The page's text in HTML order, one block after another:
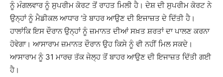
ਨੂੰ ਮੰਗਲਵਾਰ ਨੂੰ ਸੁਪਰੀਮ ਕੋਰਟ ਤੋਂ ਰਾਹਤ ਮਿਲੀ ਹੈ। ਦੇਸ਼ ਦੀ ਸੁਪਰੀਮ ਕੋਰਟ ਨੇ
ਉਨ੍ਹਾਂ ਨੂੰ ਮੈਡੀਕਲ ਆਧਾਰ ‘ਤੇ ਬਾਹਰ ਆਉਣ ਦੀ ਇਜਾਜ਼ਤ ਦੇ ਦਿੱਤੀ ਹੈ।
ਹਾਲਾਂਕਿ ਇਸ ਦੌਰਾਨ ਉਨ੍ਹਾਂ ਨੂੰ ਜ਼ਮਾਨਤ ਦੀਆਂ ਸਖ਼ਤ ਸ਼ਰਤਾਂ ਦਾ ਪਾਲਣ ਕਰਨਾ
ਹੋਵੇਗਾ। ਆਸਾਰਾਮ ਜ਼ਮਾਨਤ ਦੌਰਾਨ ਉਹ ਕਿਸੇ ਨੂੰ ਵੀ ਨਹੀਂ ਮਿਲ ਸਕਦੇ।
ਆਸਾਰਾਮ ਨੂੰ 31 ਮਾਰਚ ਤੱਕ ਜੇਲ੍ਹ ਤੋਂ ਬਾਹਰ ਆਉਣ ਦੀ ਇਜਾਜ਼ਤ ਦਿੱਤੀ ਗਈ
ਹੈ।